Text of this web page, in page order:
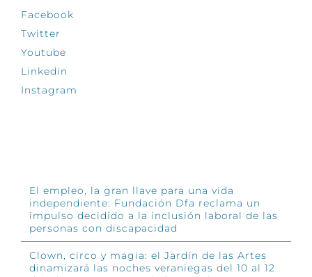
Facebook
Twitter
Youtube
Linkedin
Instagram
El empleo, la gran llave para una vida
independiente: Fundación Dfa reclama un
impulso decidido a la inclusión laboral de las
personas con discapacidad
Clown, circo y magia: el Jardín de las Artes
dinamizará las noches veraniegas del 10 al 12